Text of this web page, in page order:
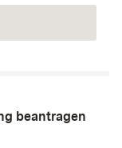
beantragen